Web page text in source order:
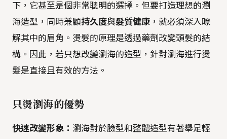
下，它甚至是個非常聰明的選擇。但要打造理想的瀏
海造型，同時兼顧持久度與髮質健康 ，就必須深入瞭
解其中的眉角。燙髮的原理是透過藥劑改變頭髮的結
構。因此，若只想改變瀏海的造型，針對瀏海進行燙
髮是直接且有效的方法。
只燙瀏海的優勢
快速改變形象： 瀏海對於臉型和整體造型有著舉足輕